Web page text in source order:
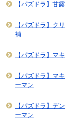
【パズドラ】甘
【パズドラ】ク
補
【パズドラ】マ
【パズドラ】マ
ーマン
【パズドラ】デ
ーマン